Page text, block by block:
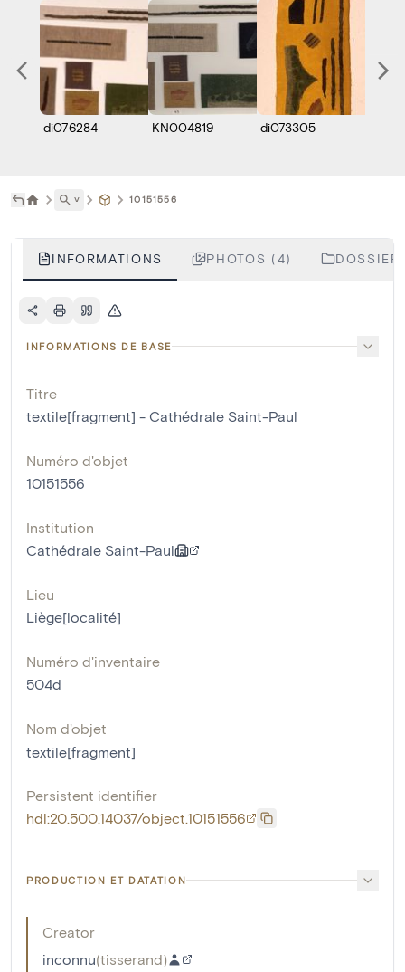
di076284 KN004819 di073305
˅ 10151556
INFORMATIONS PHOTOS (4)
INFORMATIONS DE BASE
Titre
textile[fragment] - Cathédrale Saint-Paul
Numéro d'objet
10151556
Institution
Cathédrale Saint-Paul
Lieu
Liège[localité]
Numéro d'inventaire
504d
Nom d'objet
textile[fragment]
Persistent identifier
hdl:20.500.14037/object.10151556
PRODUCTION ET DATATION
Creator
inconnu(tisserand)